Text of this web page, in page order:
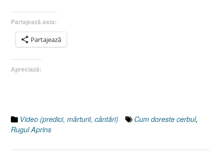
Partajează asta:
Partajează
Apreciază:
Video (predici, mărturii, cântări) Cum doreste cerbul,
Rugul Aprins